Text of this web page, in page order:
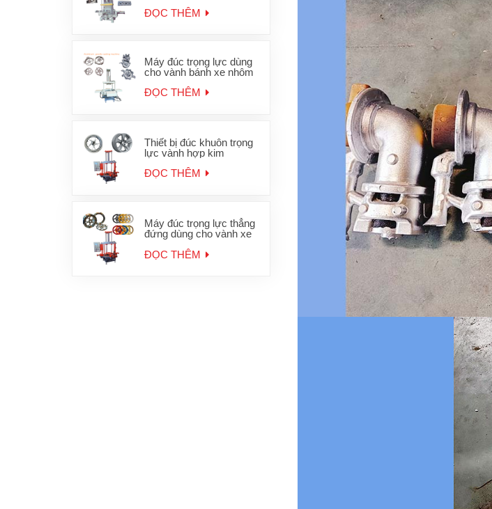
ĐỌC THÊM
Máy đúc trọng lực dùng
cho vành bánh xe nhôm
ĐỌC THÊM
Thiết bị đúc khuôn trọng
lực vành hợp kim
ĐỌC THÊM
Máy đúc trọng lực thẳng
đứng dùng cho vành xe
ĐỌC THÊM